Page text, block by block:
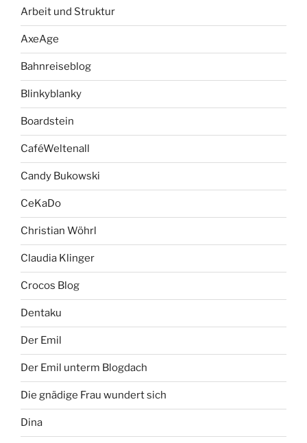
Arbeit und Struktur
AxeAge
Bahnreiseblog
Blinkyblanky
Boardstein
CaféWeltenall
Candy Bukowski
CeKaDo
Christian Wöhrl
Claudia Klinger
Crocos Blog
Dentaku
Der Emil
Der Emil unterm Blogdach
Die gnädige Frau wundert sich
Dina